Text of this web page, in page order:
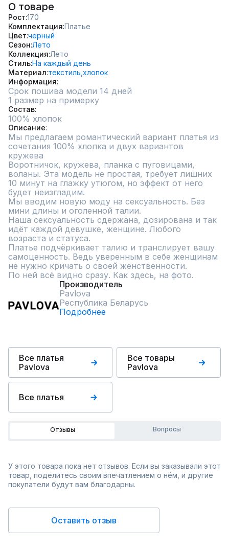
О товаре
Рост 170
Комплектация Платье
Цвет черный
Сезон Лето
Коллекция Лето
СтильНа каждый день
Материал текстиль, хлопок
Информация
Срок пошива модели 14 дней
1 размер на примерку
Состав
100% хлопок
Описание
Мы предлагаем романтический вариант платья из
сочетания 100% хлопка и двух вариантов
кружева
Воротничок, кружева, планка с пуговицами,
воланы. Эта модель не простая, требует лишних
10 минут на глажку утюгом, но эффект от него
будет неизгладим.
Мы вводим новую моду на сексуальность. Без
мини длины и оголенной талии.
Наша сексуальность сдержана, дозирована и так
идёт каждой девушке, женщине. Любого
возраста и статуса.
Платье подчёркивает талию и транслирует вашу
самоценность. Ведь уверенным в себе женщинам
не нужно кричать о своей женственности.
По ней всё видно сразу. Как здесь, на фото.
Производитель
Pavlova
Республика Беларусь
Подробнее
Все платья
Pavlova
Все товары
Pavlova
Все платья
Отзывы Вопросы
У этого товара пока нет отзывов. Если вы заказывали этот
товар, поделитесь своим впечатлением о нём, и другие
покупатели будут вам благодарны.
Оставить отзыв